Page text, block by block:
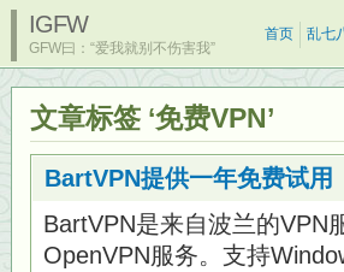
IGFW
GFW曰：“爱我就别不伤害我”
首页 乱七
文章标签 ‘免费VPN’
BartVPN提供一年免费试用
BartVPN是来自波兰的VPN
OpenVPN服务。支持